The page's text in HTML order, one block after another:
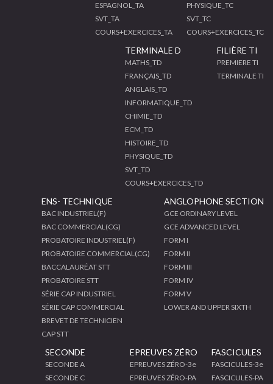
ESPAGNOL_TA
SVT_TA
COURS+EXERCICES_TA
PHYSIQUE_TC
SVT_TC
COURS+EXERCICES_TC
TERMINALE D
MATHS_TD
FRANÇAIS_TD
ANGLAIS_TD
INFORMATIQUE_TD
CHIMIE_TD
ECM_TD
HISTOIRE_TD
PHYSIQUE_TD
SVT_TD
COURS+EXERCICES_TD
FILIÈRE TI
PREMIERE TI
TERMINALE TI
ENS- TECHNIQUE
BAC INDUSTRIEL(F)
BAC COMMERCIAL(CG)
PROBATOIRE INDUSTRIEL(F)
PROBATOIRE COMMERCIAL(CG)
BACCALAURÉAT STT
PROBATOIRE STT
SÉRIE CAP INDUSTRIEL
SÉRIE CAP COMMERCIAL
BREVET DE TECHNICIEN
CAP STT
ANGLOPHONE SECTION
GCE ORDINARY LEVEL
GCE ADVANCED LEVEL
FORM I
FORM II
FORM III
FORM IV
FORM V
LOWER AND UPPER SIXTH
SECONDE
SECONDE A
SECONDE C
EPREUVES ZÉRO
EPREUVES ZÉRO-3e
EPREUVES ZÉRO-PA
FASCICULES
FASCICULES-3e
FASCICULES-PA